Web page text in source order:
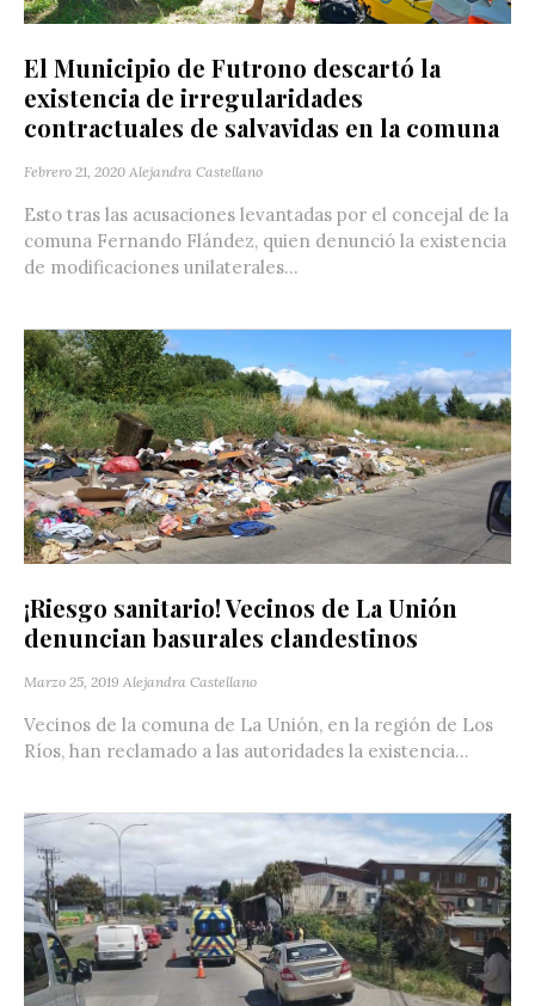
El Municipio de Futrono descartó la
existencia de irregularidades
contractuales de salvavidas en la comuna
Febrero 21, 2020 Alejandra Castellano
Esto tras las acusaciones levantadas por el concejal de la
comuna Fernando Flández, quien denunció la existencia
de modificaciones unilaterales...
¡Riesgo sanitario! Vecinos de La Unión
denuncian basurales clandestinos
Marzo 25, 2019 Alejandra Castellano
Vecinos de la comuna de La Unión, en la región de Los
Ríos, han reclamado a las autoridades la existencia...